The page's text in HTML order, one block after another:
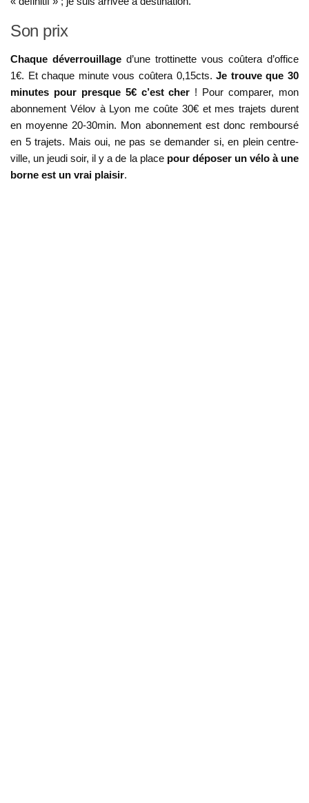
Son prix
Chaque déverrouillage d’une trottinette vous coûtera d’office
1€. Et chaque minute vous coûtera 0,15cts.Je trouve que 30
minutes pour presque 5€ c’est cher ! Pour comparer, mon
abonnement Vélov à Lyon me coûte 30€ et mes trajets durent
en moyenne 20-30min. Mon abonnement est donc remboursé
en 5 trajets. Mais oui, ne pas se demander si, en plein centre-
ville, un jeudi soir, il y a de la placepour déposer un vélo à une
borne est un vrai plaisir.